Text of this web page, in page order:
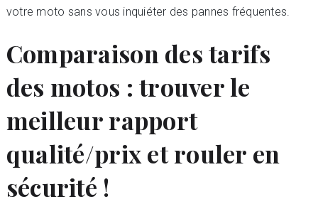
votre moto sans vous inquiéter des pannes fréquentes.
Comparaison des tarifs
des motos : trouver le
meilleur rapport
qualité/prix et rouler en
sécurité !